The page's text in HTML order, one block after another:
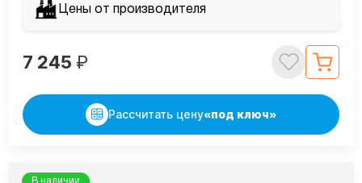
Цены от производителя
7 245 ₽
Рассчитать цену«под ключ»
В наличии